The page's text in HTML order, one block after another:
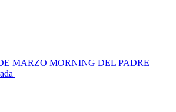
MARZO MORNING DEL PADRE